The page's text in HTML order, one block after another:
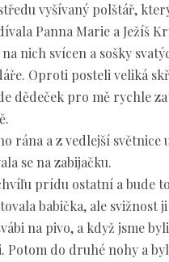
vyšívaný polštář,
Panna Marie a Ježíš
nich svícen a sošky
Oproti posteli veliká
dědeček pro mě rychle
rána a z vedlejší světnice
se na zabijačku.
prídu ostatní a bude
babička, ale svižnost
na pivo, a když jsme
Potom do druhé nohy a